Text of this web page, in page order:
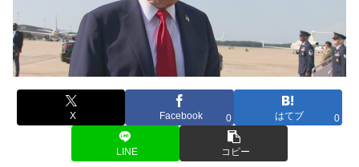
X Facebook 0 はてブ 0
LINE コピー